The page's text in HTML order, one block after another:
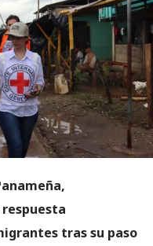
tras su paso